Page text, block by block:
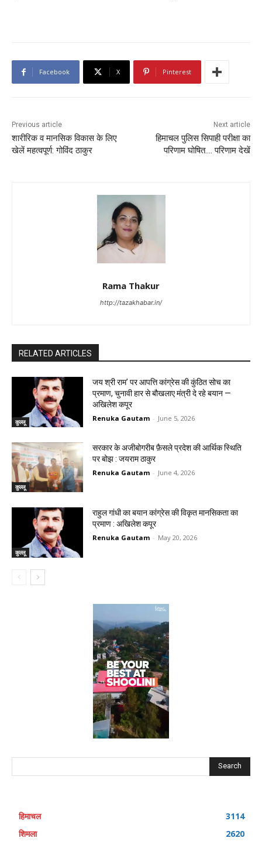
Facebook X Pinterest
Previous article
शारीरिक व मानसिक विकास के लिए
खेलें महत्वपूर्ण: गोविंद ठाकुर
Next article
हिमाचल पुलिस सिपाही परीक्षा का
परिणाम घोषित…. परिणाम देखें
Rama Thakur
http://tazakhabar.in/
RELATED ARTICLES
कुल्लू
जय श्री राम’ पर आपत्ति कांग्रेस की कुंठित सोच का
प्रमाण, चुनावी हार से बौखलाए मंत्री दे रहे बयान —
अखिलेश कपूर
Renuka Gautam - June 5, 2026
कुल्लू
सरकार के अजीबोगरीब फ़ैसले प्रदेश की आर्थिक स्थिति
पर बोझ : जयराम ठाकुर
Renuka Gautam - June 4, 2026
कुल्लू
राहुल गांधी का बयान कांग्रेस की विकृत मानसिकता का
प्रमाण : अखिलेश कपूर
Renuka Gautam - May 20, 2026
Search
हिमाचल
3114
शिमला
2620